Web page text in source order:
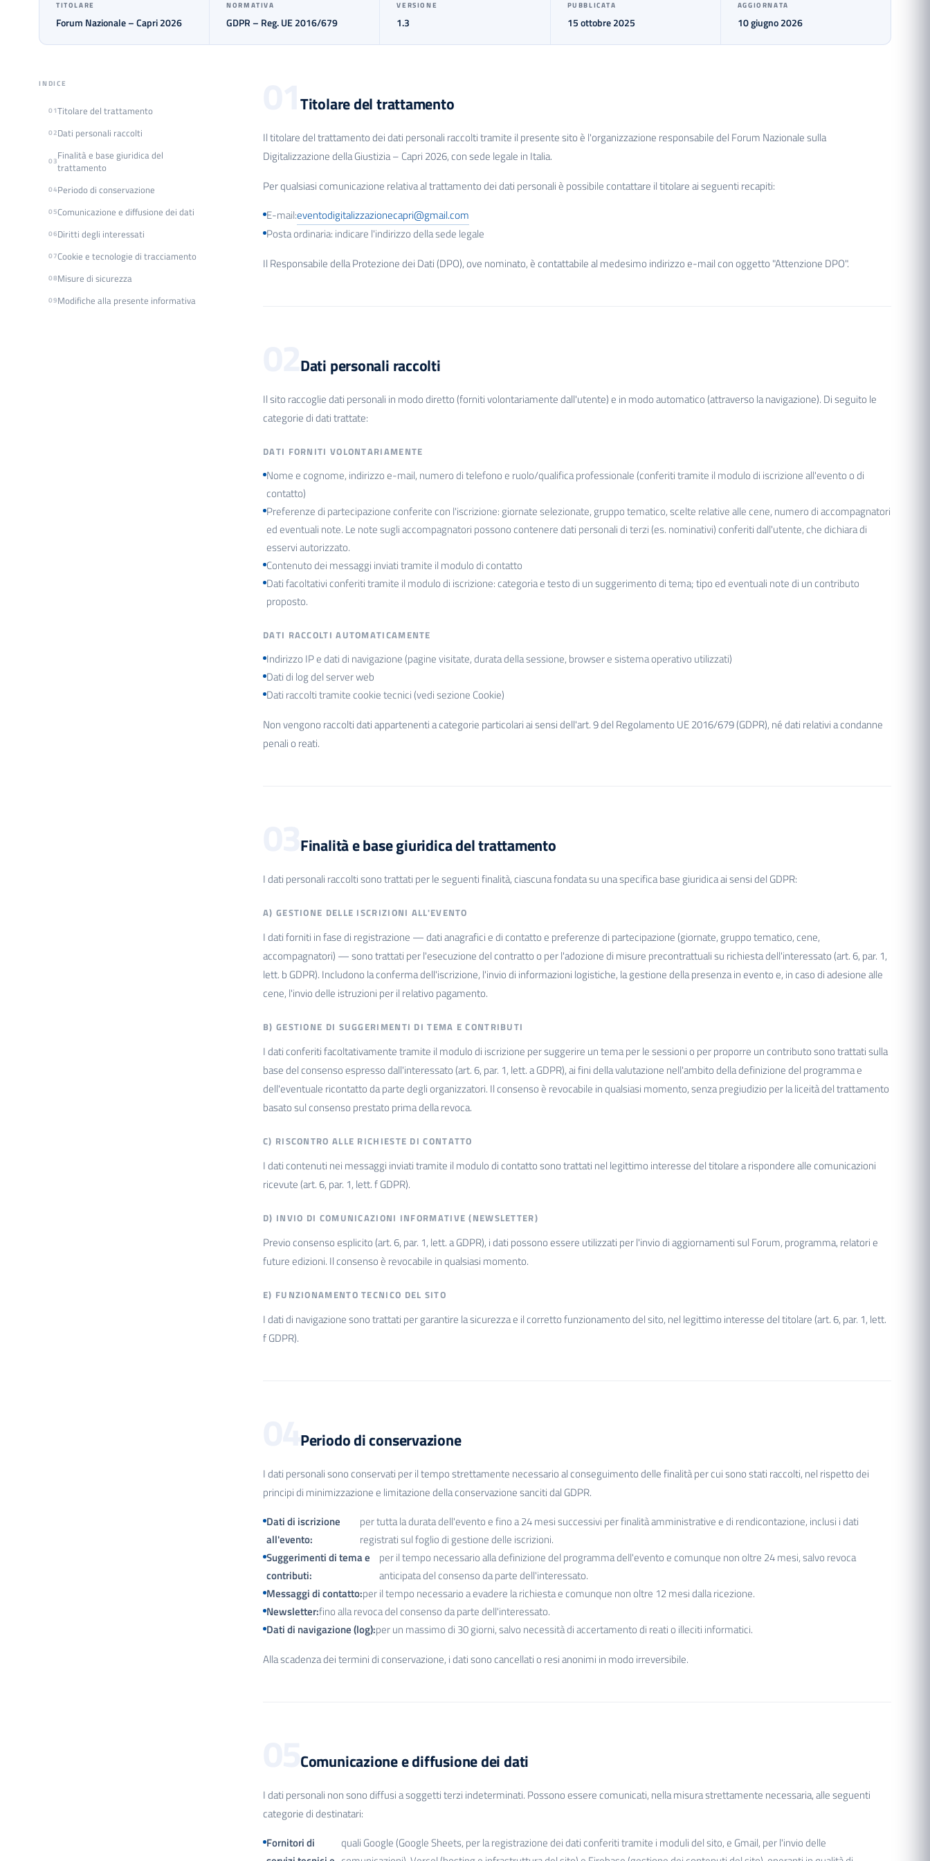
TITOLARE
Forum Nazionale – Capri 2026
NORMATIVA
GDPR – Reg. UE 2016/679
VERSIONE
1.3
PUBBLICATA
15 ottobre 2025
AGGIORNATA
10 giugno 2026
INDICE
01Titolare del trattamento
02Dati personali raccolti
03Finalità e base giuridica del
trattamento
04Periodo di conservazione
05Comunicazione e diffusione dei dati
06Diritti degli interessati
07Cookie e tecnologie di tracciamento
08Misure di sicurezza
09Modifiche alla presente informativa
Titolare del trattamento
Il titolare del trattamento dei dati personali raccolti tramite il presente sito è l'organizzazione responsabile del Forum Nazionale sulla
Digitalizzazione della Giustizia – Capri 2026, con sede legale in Italia.
Per qualsiasi comunicazione relativa al trattamento dei dati personali è possibile contattare il titolare ai seguenti recapiti:
E-mail:eventodigitalizzazionecapri@gmail.com
Posta ordinaria: indicare l'indirizzo della sede legale
Il Responsabile della Protezione dei Dati (DPO), ove nominato, è contattabile al medesimo indirizzo e-mail con oggetto "Attenzione DPO".
Dati personali raccolti
Il sito raccoglie dati personali in modo diretto (forniti volontariamente dall'utente) e in modo automatico (attraverso la navigazione). Di seguito le
categorie di dati trattate:
DATI FORNITI VOLONTARIAMENTE
Nome e cognome, indirizzo e-mail, numero di telefono e ruolo/qualifica professionale (conferiti tramite il modulo di iscrizione all'evento o di
contatto)
Preferenze di partecipazione conferite con l'iscrizione: giornate selezionate, gruppo tematico, scelte relative alle cene, numero di accompagnatori
ed eventuali note. Le note sugli accompagnatori possono contenere dati personali di terzi (es. nominativi) conferiti dall'utente, che dichiara di
esservi autorizzato.
Contenuto dei messaggi inviati tramite il modulo di contatto
Dati facoltativi conferiti tramite il modulo di iscrizione: categoria e testo di un suggerimento di tema; tipo ed eventuali note di un contributo
proposto.
DATI RACCOLTI AUTOMATICAMENTE
Indirizzo IP e dati di navigazione (pagine visitate, durata della sessione, browser e sistema operativo utilizzati)
Dati di log del server web
Dati raccolti tramite cookie tecnici (vedi sezione Cookie)
Non vengono raccolti dati appartenenti a categorie particolari ai sensi dell'art. 9 del Regolamento UE 2016/679 (GDPR), né dati relativi a condanne
penali o reati.
Finalità e base giuridica del trattamento
I dati personali raccolti sono trattati per le seguenti finalità, ciascuna fondata su una specifica base giuridica ai sensi del GDPR:
A) GESTIONE DELLE ISCRIZIONI ALL'EVENTO
I dati forniti in fase di registrazione — dati anagrafici e di contatto e preferenze di partecipazione (giornate, gruppo tematico, cene,
accompagnatori) — sono trattati per l'esecuzione del contratto o per l'adozione di misure precontrattuali su richiesta dell'interessato (art. 6, par. 1,
lett. b GDPR). Includono la conferma dell'iscrizione, l'invio di informazioni logistiche, la gestione della presenza in evento e, in caso di adesione alle
cene, l'invio delle istruzioni per il relativo pagamento.
B) GESTIONE DI SUGGERIMENTI DI TEMA E CONTRIBUTI
I dati conferiti facoltativamente tramite il modulo di iscrizione per suggerire un tema per le sessioni o per proporre un contributo sono trattati sulla
base del consenso espresso dall'interessato (art. 6, par. 1, lett. a GDPR), ai fini della valutazione nell'ambito della definizione del programma e
dell'eventuale ricontatto da parte degli organizzatori. Il consenso è revocabile in qualsiasi momento, senza pregiudizio per la liceità del trattamento
basato sul consenso prestato prima della revoca.
C) RISCONTRO ALLE RICHIESTE DI CONTATTO
I dati contenuti nei messaggi inviati tramite il modulo di contatto sono trattati nel legittimo interesse del titolare a rispondere alle comunicazioni
ricevute (art. 6, par. 1, lett. f GDPR).
D) INVIO DI COMUNICAZIONI INFORMATIVE (NEWSLETTER)
Previo consenso esplicito (art. 6, par. 1, lett. a GDPR), i dati possono essere utilizzati per l'invio di aggiornamenti sul Forum, programma, relatori e
future edizioni. Il consenso è revocabile in qualsiasi momento.
E) FUNZIONAMENTO TECNICO DEL SITO
I dati di navigazione sono trattati per garantire la sicurezza e il corretto funzionamento del sito, nel legittimo interesse del titolare (art. 6, par. 1, lett.
f GDPR).
Periodo di conservazione
I dati personali sono conservati per il tempo strettamente necessario al conseguimento delle finalità per cui sono stati raccolti, nel rispetto dei
principi di minimizzazione e limitazione della conservazione sanciti dal GDPR.
Dati di iscrizione
all'evento:
per tutta la durata dell'evento e fino a 24 mesi successivi per finalità amministrative e di rendicontazione, inclusi i dati
registrati sul foglio di gestione delle iscrizioni.
Suggerimenti di tema e
contributi:
per il tempo necessario alla definizione del programma dell'evento e comunque non oltre 24 mesi, salvo revoca
anticipata del consenso da parte dell'interessato.
Messaggi di contatto:per il tempo necessario a evadere la richiesta e comunque non oltre 12 mesi dalla ricezione.
Newsletter:fino alla revoca del consenso da parte dell'interessato.
Dati di navigazione (log):per un massimo di 30 giorni, salvo necessità di accertamento di reati o illeciti informatici.
Alla scadenza dei termini di conservazione, i dati sono cancellati o resi anonimi in modo irreversibile.
Comunicazione e diffusione dei dati
I dati personali non sono diffusi a soggetti terzi indeterminati. Possono essere comunicati, nella misura strettamente necessaria, alle seguenti
categorie di destinatari:
Fornitori di
quali Google (Google Sheets, per la registrazione dei dati conferiti tramite i moduli del sito, e Gmail, per l'invio delle